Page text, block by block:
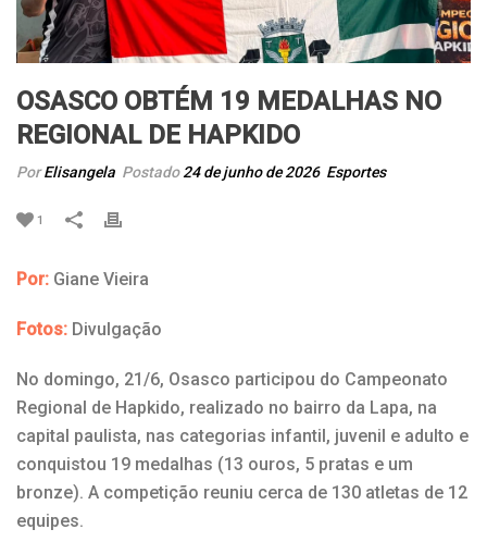
OSASCO OBTÉM 19 MEDALHAS NO
REGIONAL DE HAPKIDO
PorElisangela Postado24 de junho de 2026 Esportes
1
Por: Giane Vieira
Fotos: Divulgação
No domingo, 21/6, Osasco participou do Campeonato
Regional de Hapkido, realizado no bairro da Lapa, na
capital paulista, nas categorias infantil, juvenil e adulto e
conquistou 19 medalhas (13 ouros, 5 pratas e um
bronze). A competição reuniu cerca de 130 atletas de 12
equipes.